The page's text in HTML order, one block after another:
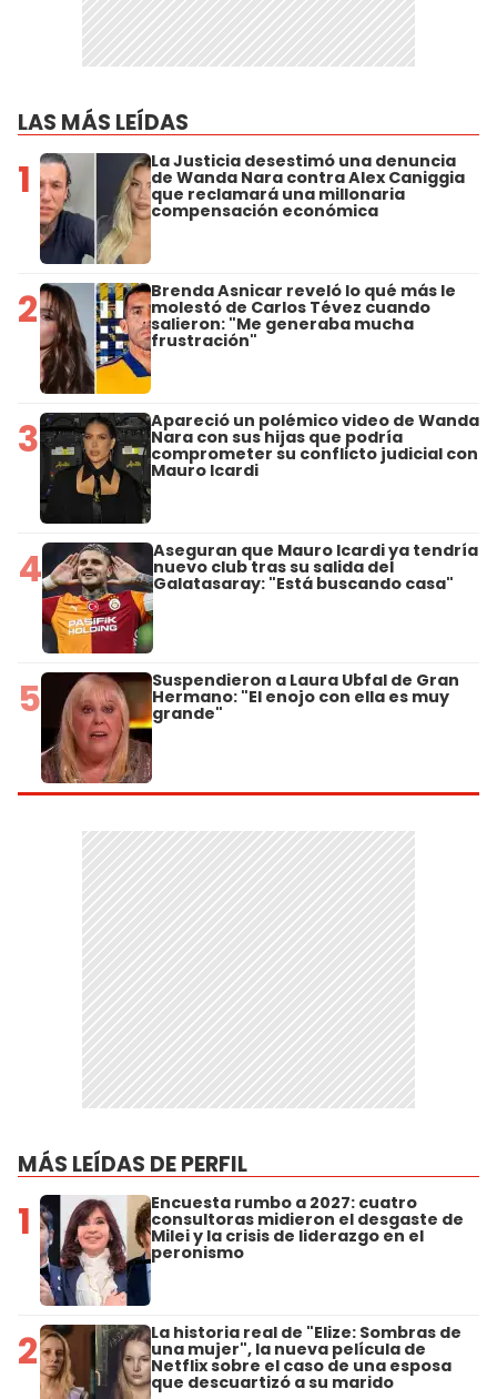
LAS MÁS LEÍDAS
1 La Justicia desestimó una denuncia
de Wanda Nara contra Alex Caniggia
que reclamará una millonaria
compensación económica
2 Brenda Asnicar reveló lo qué más le
molestó de Carlos Tévez cuando
salieron: "Me generaba mucha
frustración"
3 Apareció un polémico video de Wanda
Nara con sus hijas que podría
comprometer su conflicto judicial con
Mauro Icardi
4 Aseguran que Mauro Icardi ya tendría
nuevo club tras su salida del
Galatasaray: "Está buscando casa"
5 Suspendieron a Laura Ubfal de Gran
Hermano: "El enojo con ella es muy
grande"
MÁS LEÍDAS DE PERFIL
1 Encuesta rumbo a 2027: cuatro
consultoras midieron el desgaste de
Milei y la crisis de liderazgo en el
peronismo
2 La historia real de "Elize: Sombras de
una mujer", la nueva película de
Netflix sobre el caso de una esposa
que descuartizó a su marido